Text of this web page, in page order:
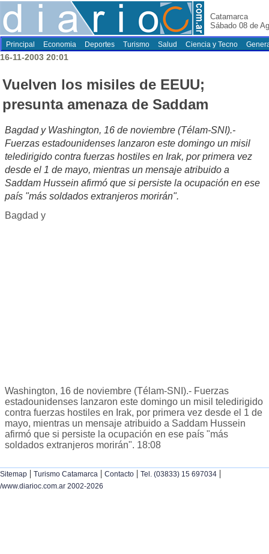
Catamarca
Sábado 08 de
Principal Economia Deportes Turismo Salud Ciencia y Tecno
16-11-2003 20:01
Vuelven los misiles de EEUU;
presunta amenaza de Saddam
Bagdad y Washington, 16 de noviembre (Télam-SNI).-
Fuerzas estadounidenses lanzaron este domingo un misil
teledirigido contra fuerzas hostiles en Irak, por primera vez
desde el 1 de mayo, mientras un mensaje atribuido a
Saddam Hussein afirmó que si persiste la ocupación en ese
país "más soldados extranjeros morirán".
Bagdad y
Washington, 16 de noviembre (Télam-SNI).- Fuerzas
estadounidenses lanzaron este domingo un misil teledirigido
contra fuerzas hostiles en Irak, por primera vez desde el 1 de
mayo, mientras un mensaje atribuido a Saddam Hussein
afirmó que si persiste la ocupación en ese país "más
soldados extranjeros morirán". 18:08
Sitemap | Turismo Catamarca | Contacto | Tel. (03833) 15 697034 |
/www.diarioc.com.ar 2002-2026